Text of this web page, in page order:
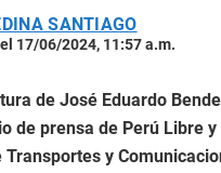
SANTIAGO
17/06/2024, 11:57 a.m.
de José Eduardo
de prensa de Perú Libre
Transportes y